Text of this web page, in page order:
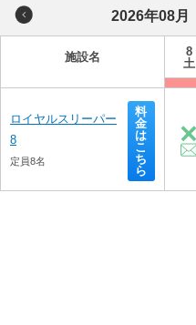
2026年08月
施設名
8
土
ロイヤルスリーパー
8
定員8名
料
金
は
こ
ち
ら